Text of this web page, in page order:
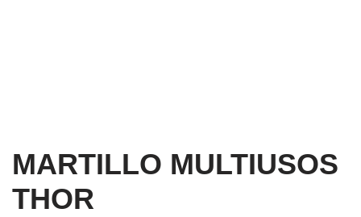
MARTILLO MULTIUSOS
THOR